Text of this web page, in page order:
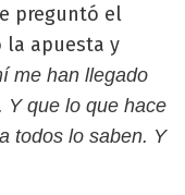
preguntó el
la apuesta y
me han llegado
Y que lo que hace
todos lo saben. Y